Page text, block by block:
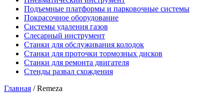
Подъемные платформы и парковочные системы
Покрасочное оборудование
Системы удаления газов
Слесарный инструмент
Станки для обслуживания колодок
Станки для проточки тормозных дисков
Станки для ремонта двигателя
Стенды развал схождения
Главная / Remeza